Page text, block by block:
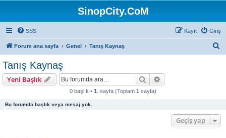
SinopCity.CoM
SSS Giriş
Kayıt
Forum ana sayfa Genel Tanış Kaynaş
Tanış Kaynaş
Yeni Başlık Ara
0 başlık • 1 . sayfa (Toplam 1 sayfa)
Bu forumda başlık veya mesaj yok.
Geçiş yap